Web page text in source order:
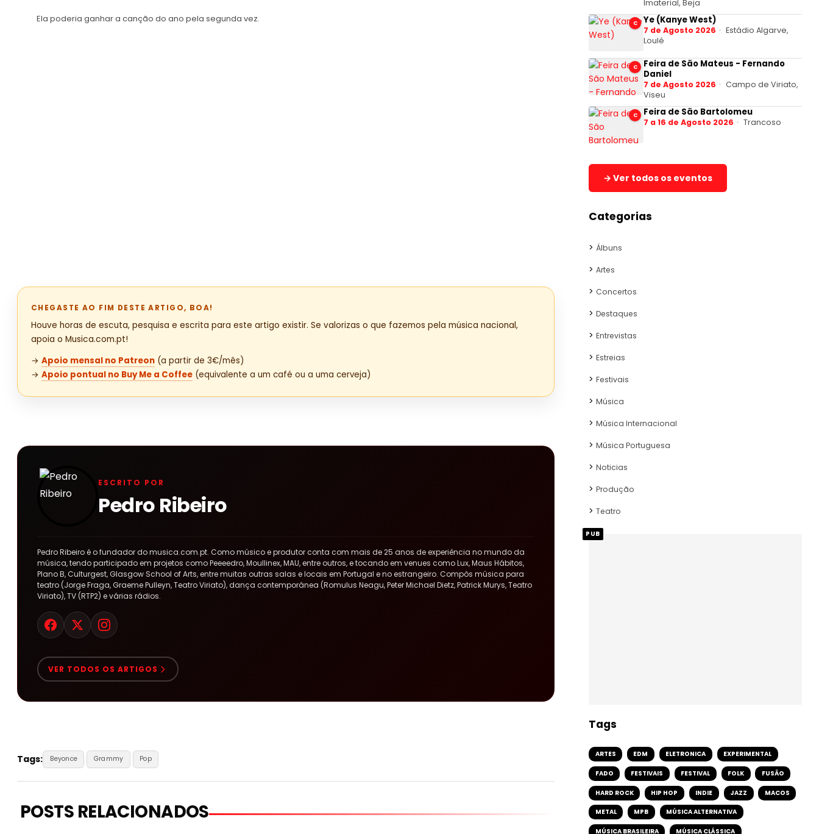
Ela poderia ganhar a canção do ano pela segunda vez.
CHEGASTE AO FIM DESTE ARTIGO, BOA!
Houve horas de escuta, pesquisa e escrita para este artigo existir. Se valorizas o que fazemos pela música nacional,
apoia o Musica.com.pt!
→ Apoio mensal no Patreon (a partir de 3€/mês)
→ Apoio pontual no Buy Me a Coffee (equivalente a um café ou a uma cerveja)
ESCRITO POR
Pedro Ribeiro
Pedro Ribeiro é o fundador do musica.com.pt. Como músico e produtor conta com mais de 25 anos de experiência no mundo da
música, tendo participado em projetos como Peeeedro, Moullinex, MAU, entre outros, e tocando em venues como Lux, Maus Hábitos,
Plano B, Culturgest, Glasgow School of Arts, entre muitas outras salas e locais em Portugal e no estrangeiro. Compôs música para
teatro (Jorge Fraga, Graeme Pulleyn, Teatro Viriato), dança contemporânea (Romulus Neagu, Peter Michael Dietz, Patrick Murys, Teatro
Viriato), TV (RTP2) e várias rádios.
VER TODOS OS ARTIGOS
Tags: Beyonce Grammy Pop
POSTS RELACIONADOS
Imaterial, Beja
C Ye (Kanye West)
7 de Agosto 2026
Estádio Algarve,
Loulé
C
Feira de São Mateus - Fernando
Daniel
7 de Agosto 2026
Campo de Viriato,
Viseu
C Feira de São Bartolomeu
7 a 16 de Agosto 2026 Trancoso
→ Ver todos os eventos
Categorias
Álbuns
Artes
Concertos
Destaques
Entrevistas
Estreias
Festivais
Música
Música Internacional
Música Portuguesa
Noticias
Produção
Teatro
PUB
Tags
ARTES EDM ELETRONICA EXPERIMENTAL
FADO FESTIVAIS FESTIVAL FOLK FUSÃO
HARD ROCK HIP HOP INDIE JAZZ MACOS
METAL MPB MÚSICA ALTERNATIVA
MÚSICA BRASILEIRA MÚSICA CLÁSSICA